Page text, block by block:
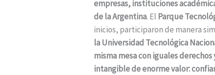
empresas, instituciones
de la Argentina. El Parque
inicios, participaron de manera
la Universidad Tecnológica
misma mesa con iguales
intangible de enorme valor: